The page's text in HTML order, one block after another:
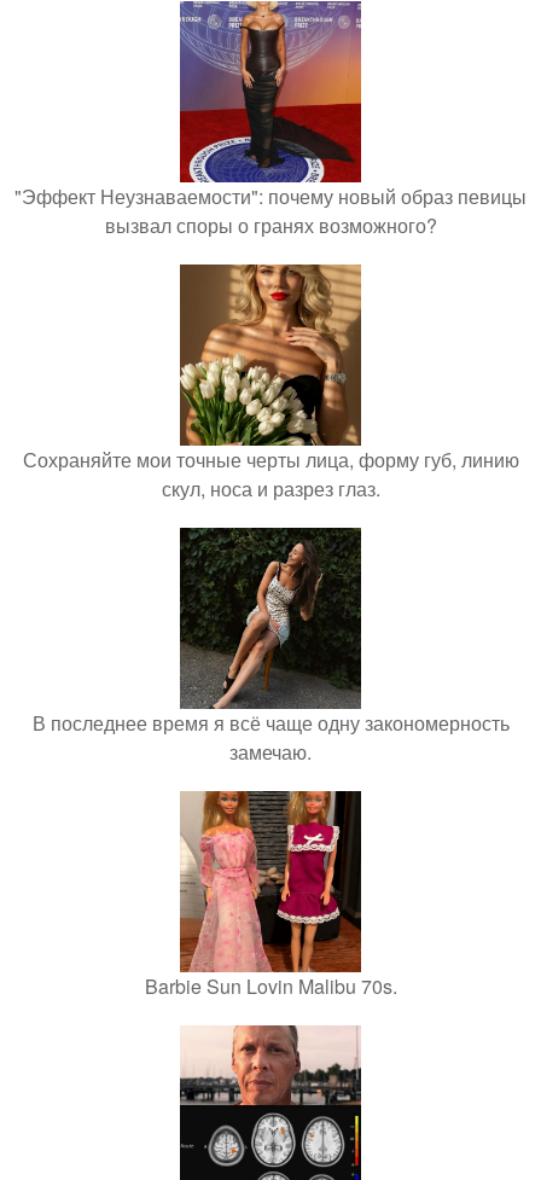
"Эффект Неузнаваемости": почему новый образ певицы
вызвал споры о гранях возможного?
Сохраняйте мои точные черты лица, форму губ, линию
скул, носа и разрез глаз.
В последнее время я всё чаще одну закономерность
замечаю.
Barbie Sun Lovin Malibu 70s.